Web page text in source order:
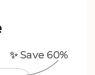
✨ Save 60%